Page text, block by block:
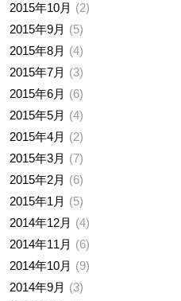
2015年10月
2
2015年9月
5
2015年8月
4
2015年7月
3
2015年6月
6
2015年5月
4
2015年4月
2
2015年3月
7
2015年2月
6
2015年1月
5
2014年12月
4
2014年11月
6
2014年10月
9
2014年9月
3